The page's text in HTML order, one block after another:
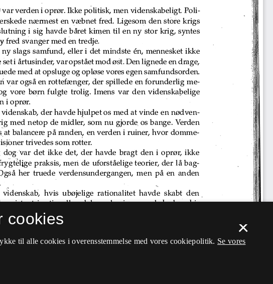
×
cookies
til alle cookies i overensstemmelse med vores cookiepolitik. Se vores